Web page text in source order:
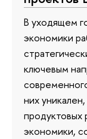
В уходящем
экономики
ключевым
них
продуктовых
экономики,